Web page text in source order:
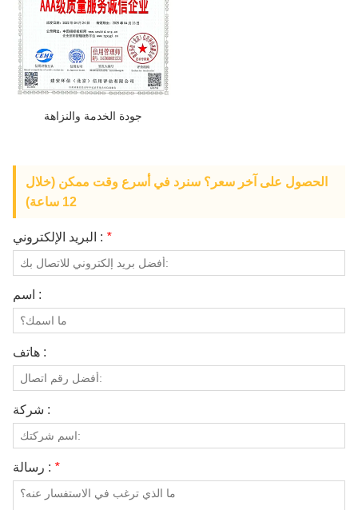
جودة الخدمة والنزاهة
الحصول على آخر سعر؟ سنرد في أسرع وقت ممكن (خلال
12 ساعة)
البريد الإلكتروني : *
اسم :
هاتف :
شركة :
رسالة : *